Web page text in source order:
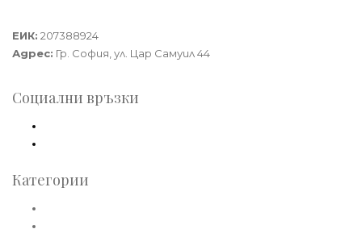
ЕИК: 207388924
Адрес: Гр. София, ул. Цар Самуил 44
Социални връзки
Категории